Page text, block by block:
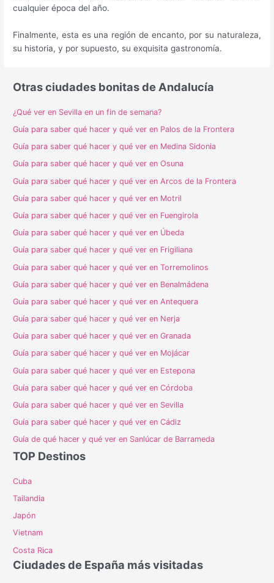
cualquier época del año.
Finalmente, esta es una región de encanto, por su naturaleza,
su historia, y por supuesto, su exquisita gastronomía.
Otras ciudades bonitas de Andalucía
¿Qué ver en Sevilla en un fin de semana?
Guía para saber qué hacer y qué ver en Palos de la Frontera
Guía para saber qué hacer y qué ver en Medina Sidonia
Guía para saber qué hacer y qué ver en Osuna
Guía para saber qué hacer y qué ver en Arcos de la Frontera
Guía para saber qué hacer y qué ver en Motril
Guía para saber qué hacer y qué ver en Fuengirola
Guía para saber qué hacer y qué ver en Úbeda
Guía para saber qué hacer y qué ver en Frigiliana
Guía para saber qué hacer y qué ver en Torremolinos
Guía para saber qué hacer y qué ver en Benalmádena
Guía para saber qué hacer y qué ver en Antequera
Guía para saber qué hacer y qué ver en Nerja
Guía para saber qué hacer y qué ver en Granada
Guía para saber qué hacer y qué ver en Mojácar
Guía para saber qué hacer y qué ver en Estepona
Guía para saber qué hacer y qué ver en Córdoba
Guía para saber qué hacer y qué ver en Sevilla
Guía para saber qué hacer y qué ver en Cádiz
Guía de qué hacer y qué ver en Sanlúcar de Barrameda
TOP Destinos
Cuba
Tailandia
Japón
Vietnam
Costa Rica
Ciudades de España más visitadas